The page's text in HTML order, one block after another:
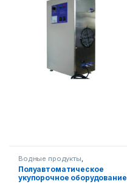
Водные продукты
Упаковочное оборудование
Полуавтоматическое
укупорочное оборудование